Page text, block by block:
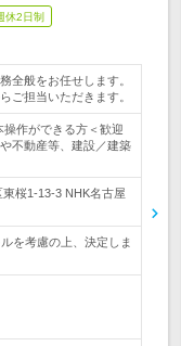
休2日制
全般をお任せします。
ご担当いただきます。
作ができる方＜歓迎
不動産等、建設／建築
桜1-13-3 NHK名古屋
を考慮の上、決定しま